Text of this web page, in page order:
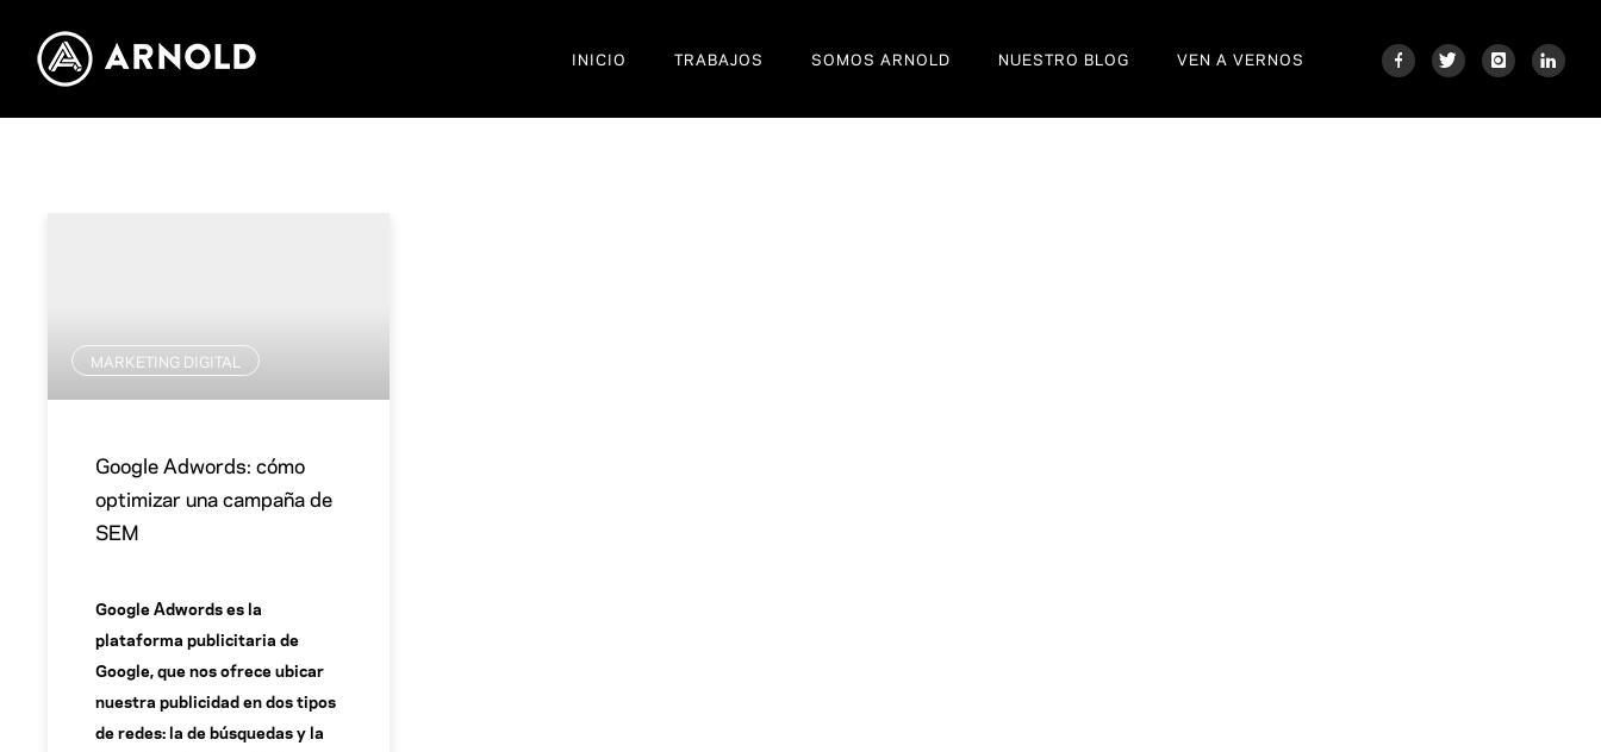
INICIO TRABAJOS SOMOS ARNOLD NUESTRO BLOG VEN A VERNOS
MARKETING DIGITAL
Google Adwords: cómo
optimizar una campaña de
SEM
Google Adwords es la
plataforma publicitaria de
Google, que nos ofrece ubicar
nuestra publicidad en dos tipos
de redes: la de búsquedas y la